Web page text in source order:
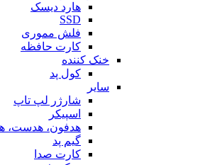
هارد دیسک
SSD
فلش مموری
کارت حافظه
خنک کننده
کول پد
سایر
شارژر لپ تاپ
اسپیکر
هدفون، هدست،
گیم پد
کارت صدا